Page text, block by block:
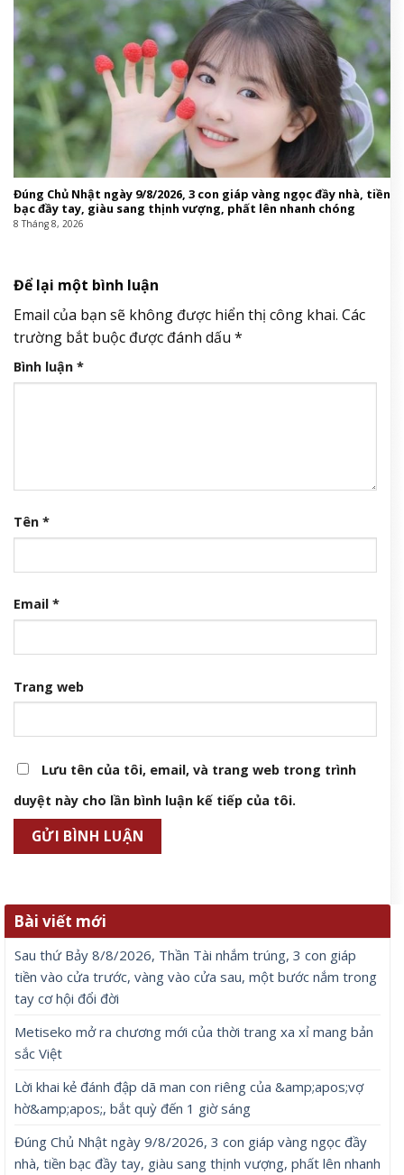
Đúng Chủ Nhật ngày 9/8/2026, 3 con giáp vàng ngọc đầy nhà, tiền
bạc đầy tay, giàu sang thịnh vượng, phất lên nhanh chóng
8 Tháng 8, 2026
Để lại một bình luận
Email của bạn sẽ không được hiển thị công khai. Các
trường bắt buộc được đánh dấu *
Bình luận *
Tên *
Email *
Trang web
Lưu tên của tôi, email, và trang web trong trình
duyệt này cho lần bình luận kế tiếp của tôi.
Bài viết mới
Sau thứ Bảy 8/8/2026, Thần Tài nhắm trúng, 3 con giáp
tiền vào cửa trước, vàng vào cửa sau, một bước nắm trong
tay cơ hội đổi đời
Metiseko mở ra chương mới của thời trang xa xỉ mang bản
sắc Việt
Lời khai kẻ đánh đập dã man con riêng của &amp;apos;vợ
hờ&amp;apos;, bắt quỳ đến 1 giờ sáng
Đúng Chủ Nhật ngày 9/8/2026, 3 con giáp vàng ngọc đầy
nhà, tiền bạc đầy tay, giàu sang thịnh vượng, phất lên nhanh